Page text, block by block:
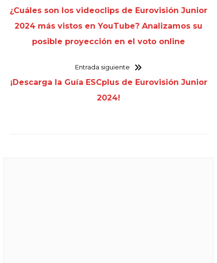
¿Cuáles son los videoclips de Eurovisión Junior
2024 más vistos en YouTube? Analizamos su
posible proyección en el voto online
Entrada siguiente
¡Descarga la Guía ESCplus de Eurovisión Junior
2024!